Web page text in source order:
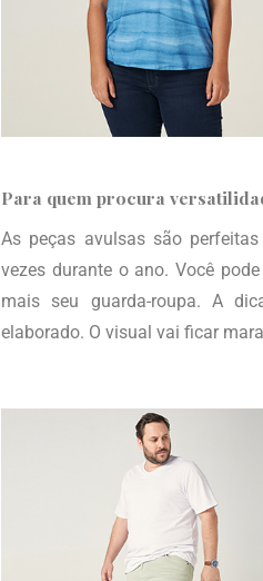
Para quem procura
As peças avulsas são
vezes durante o ano. Você
mais seu guarda-roupa. A
elaborado. O visual vai ficar